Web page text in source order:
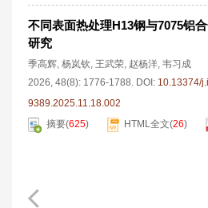
不同表面热处理H13钢与7075铝
研究
季高辉, 杨岚钦, 王武荣, 赵杨洋, 韦习成
2026, 48(8): 1776-1788. DOI: 10.13374/
9389.2025.11.18.002
摘要(625) HTML全文(26)